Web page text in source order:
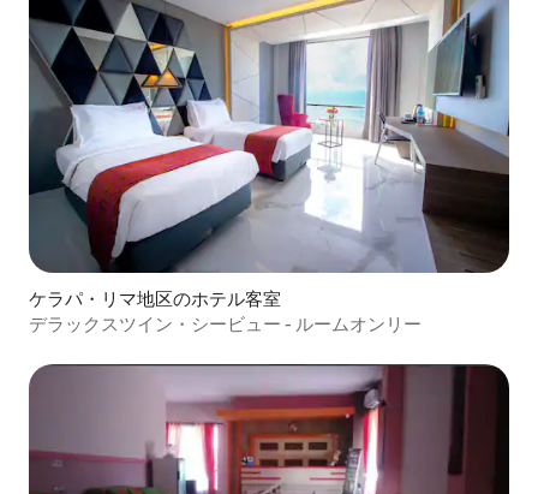
ケラパ・リマ地区のホテル客室
デラックスツイン・シービュー - ルームオンリー